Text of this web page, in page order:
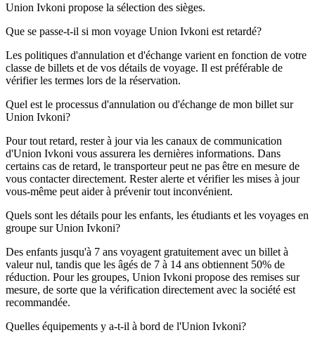
Union Ivkoni propose la sélection des sièges.
Que se passe-t-il si mon voyage Union Ivkoni est retardé?
Les politiques d'annulation et d'échange varient en fonction de votre
classe de billets et de vos détails de voyage. Il est préférable de
vérifier les termes lors de la réservation.
Quel est le processus d'annulation ou d'échange de mon billet sur
Union Ivkoni?
Pour tout retard, rester à jour via les canaux de communication
d'Union Ivkoni vous assurera les dernières informations. Dans
certains cas de retard, le transporteur peut ne pas être en mesure de
vous contacter directement. Rester alerte et vérifier les mises à jour
vous-même peut aider à prévenir tout inconvénient.
Quels sont les détails pour les enfants, les étudiants et les voyages en
groupe sur Union Ivkoni?
Des enfants jusqu'à 7 ans voyagent gratuitement avec un billet à
valeur nul, tandis que les âgés de 7 à 14 ans obtiennent 50% de
réduction. Pour les groupes, Union Ivkoni propose des remises sur
mesure, de sorte que la vérification directement avec la société est
recommandée.
Quelles équipements y a-t-il à bord de l'Union Ivkoni?